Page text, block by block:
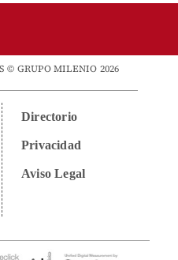
© GRUPO MILENIO 2026
Directorio
Privacidad
Aviso Legal